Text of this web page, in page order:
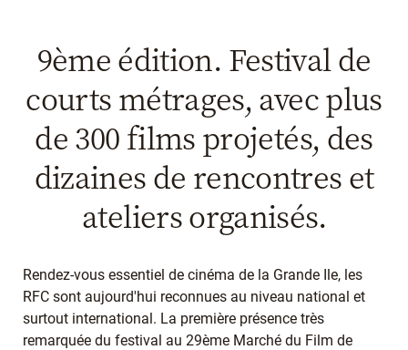
9ème édition. Festival de
courts métrages, avec plus
de 300 films projetés, des
dizaines de rencontres et
ateliers organisés.
Rendez-vous essentiel de cinéma de la Grande Ile, les
RFC sont aujourd'hui reconnues au niveau national et
surtout international. La première présence très
remarquée du festival au 29ème Marché du Film de